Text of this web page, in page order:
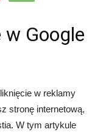
Google
w reklamy
stronę internetową,
W tym artykule